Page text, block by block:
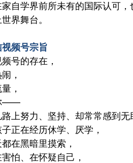
自学界前所未有的国际认可
界舞台。
频号宗旨
号的存在，
，
，
——
上努力、坚持、却常常感到无
正在经历休学、厌学，
在黑暗里摸索，
怕、在怀疑自己，